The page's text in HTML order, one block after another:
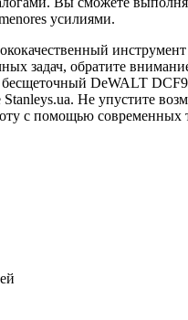
усилиями.
инструмент
задач, обратите
бесщеточный DeWALT
Не упустите
с помощью современных